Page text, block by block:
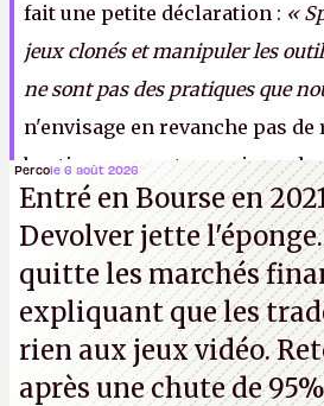
fait une petite déclaration : «
jeux clonés et manipuler les
ne sont pas des pratiques que
n'envisage en revanche pas de
boutique au contenu mieux
autrefois. En 2017, plus de 5
parus sur Steam.
Percole 6 août 2026
Entré en Bourse en
Devolver jette
quitte les marchés
expliquant que les
rien aux jeux vidéo.
après une chute de